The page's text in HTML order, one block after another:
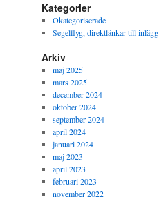
Kategorier
Okategoriserade
Segelflyg, direktlänkar till inlägg
Arkiv
maj 2025
mars 2025
december 2024
oktober 2024
september 2024
april 2024
januari 2024
maj 2023
april 2023
februari 2023
november 2022